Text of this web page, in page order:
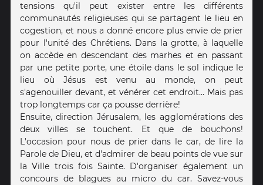
tensions qu'il peut exister entre les différents
communautés religieuses qui se partagent le lieu en
cogestion, et nous a donné encore plus envie de prier
pour l'unité des Chrétiens. Dans la grotte, à laquelle
on accède en descendant des marhes et en passant
par une petite porte, une étoile dans le sol indique le
lieu où Jésus est venu au monde, on peut
s'agenouiller devant, et vénérer cet endroit... Mais pas
trop longtemps car ça pousse derrière!
Ensuite, direction Jérusalem, les agglomérations des
deux villes se touchent. Et que de bouchons!
L'occasion pour nous de prier dans le car, de lire la
Parole de Dieu, et d'admirer de beau points de vue sur
la Ville trois fois Sainte. D'organiser également un
concours de blagues au micro du car. Savez-vous